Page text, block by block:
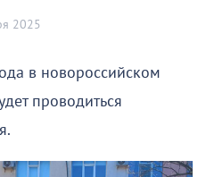
2025
в новороссийском
проводиться